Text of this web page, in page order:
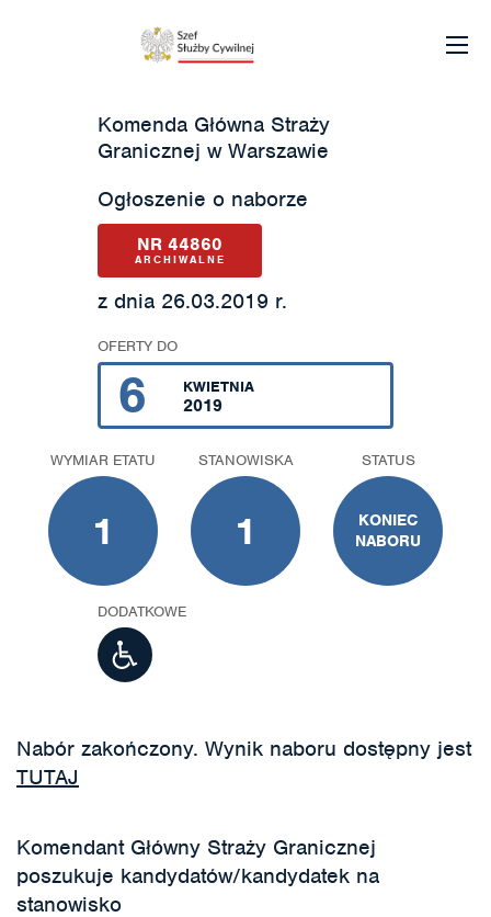
Komenda Główna Straży
Granicznej w Warszawie
Ogłoszenie o naborze
NR 44860
ARCHIWALNE
z dnia 26.03.2019 r.
OFERTY DO
6 KWIETNIA
2019
WYMIAR ETATU
1
STANOWISKA
1
STATUS
KONIEC
NABORU
DODATKOWE
Nabór zakończony. Wynik naboru dostępny jest
TUTAJ
Komendant Główny Straży Granicznej
poszukuje kandydatów/kandydatek na
stanowisko